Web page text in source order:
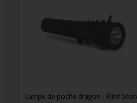
Lampe de poche dragon - Flint